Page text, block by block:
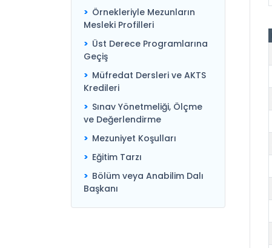
Örnekleriyle Mezunların
Mesleki Profilleri
Üst Derece Programlarına
Geçiş
Müfredat Dersleri ve AKTS
Kredileri
Sınav Yönetmeliği, Ölçme
ve Değerlendirme
Mezuniyet Koşulları
Eğitim Tarzı
Bölüm veya Anabilim Dalı
Başkanı